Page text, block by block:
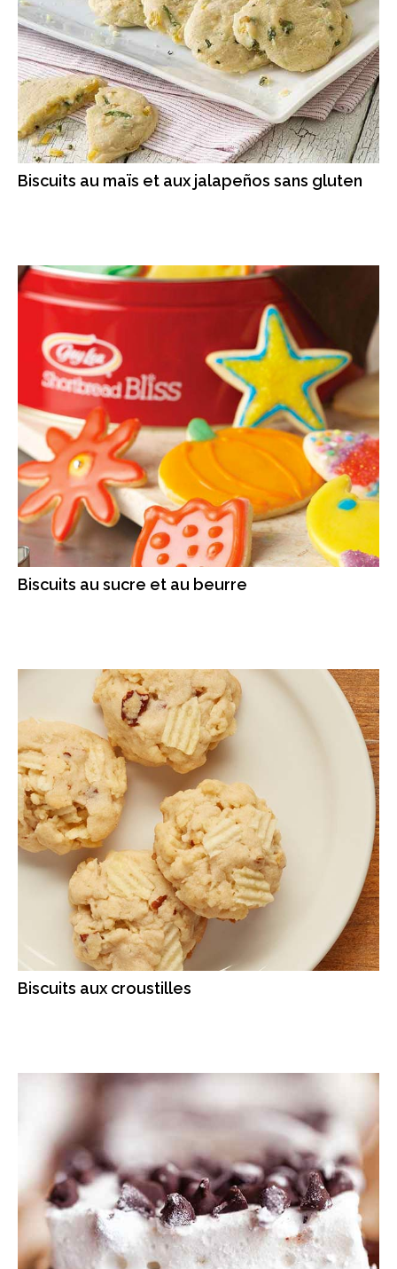
Biscuits au maïs et aux jalapeños sans gluten
Biscuits au sucre et au beurre
Biscuits aux croustilles